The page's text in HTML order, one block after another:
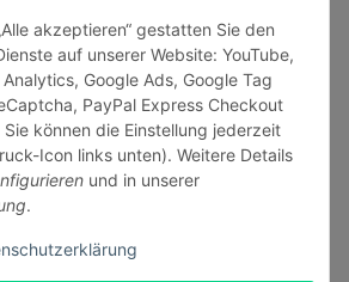
akzeptieren“ gestatten Sie den
auf unserer Website: YouTube,
Google Ads, Google Tag
PayPal Express Checkout
können die Einstellung jederzeit
Icon links unten). Weitere Details
und in unserer
.
Vertrag widerrufen